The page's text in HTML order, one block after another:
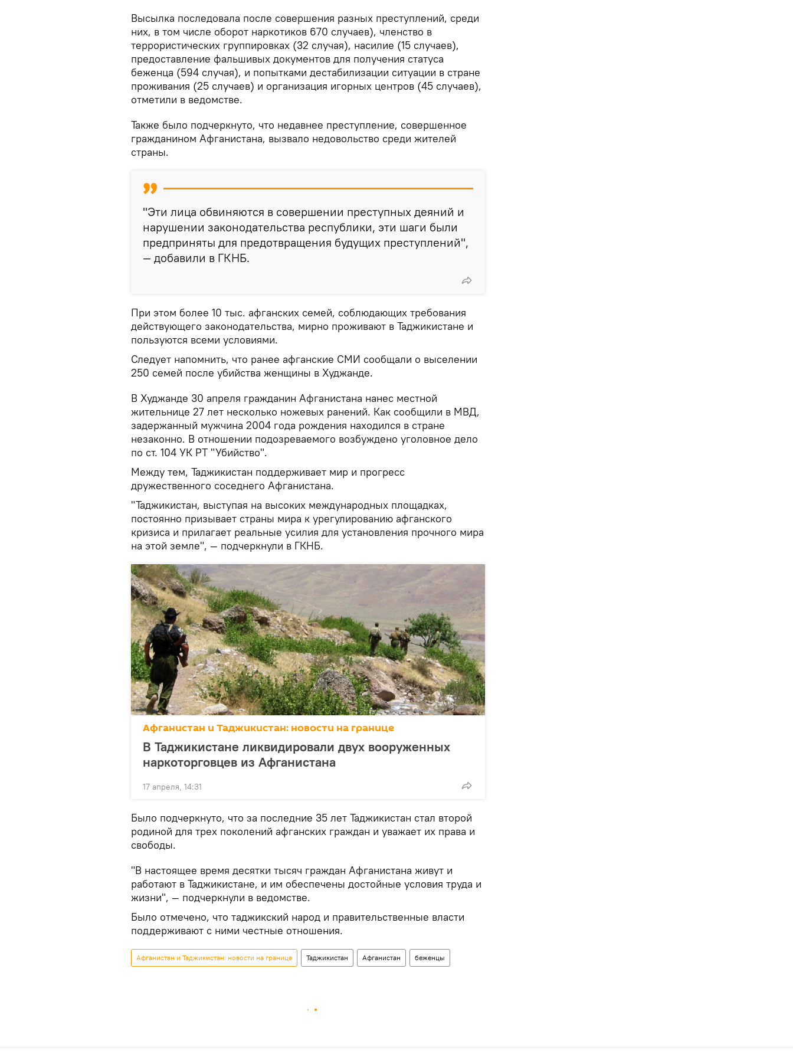
Высылка последовала после совершения разных преступлений, среди
них, в том числе оборот наркотиков 670 случаев), членство в
террористических группировках (32 случая), насилие (15 случаев),
предоставление фальшивых документов для получения статуса
беженца (594 случая), и попытками дестабилизации ситуации в стране
проживания (25 случаев) и организация игорных центров (45 случаев),
отметили в ведомстве.
Также было подчеркнуто, что недавнее преступление, совершенное
гражданином Афганистана, вызвало недовольство среди жителей
страны.
"Эти лица обвиняются в совершении преступных деяний и
нарушении законодательства республики, эти шаги были
предприняты для предотвращения будущих преступлений",
— добавили в ГКНБ.
При этом более 10 тыс. афганских семей, соблюдающих требования
действующего законодательства, мирно проживают в Таджикистане и
пользуются всеми условиями.
Следует напомнить, что ранее афганские СМИ сообщали о выселении
250 семей после убийства женщины в Худжанде.
В Худжанде 30 апреля гражданин Афганистана нанес местной
жительнице 27 лет несколько ножевых ранений. Как сообщили в МВД,
задержанный мужчина 2004 года рождения находился в стране
незаконно. В отношении подозреваемого возбуждено уголовное дело
по ст. 104 УК РТ "Убийство".
Между тем, Таджикистан поддерживает мир и прогресс
дружественного соседнего Афганистана.
"Таджикистан, выступая на высоких международных площадках,
постоянно призывает страны мира к урегулированию афганского
кризиса и прилагает реальные усилия для установления прочного мира
на этой земле", — подчеркнули в ГКНБ.
Афганистан и Таджикистан: новости на границе
В Таджикистане ликвидировали двух вооруженных
наркоторговцев из Афганистана
17 апреля, 14:31
Было подчеркнуто, что за последние 35 лет Таджикистан стал второй
родиной для трех поколений афганских граждан и уважает их права и
свободы.
"В настоящее время десятки тысяч граждан Афганистана живут и
работают в Таджикистане, и им обеспечены достойные условия труда и
жизни", — подчеркнули в ведомстве.
Было отмечено, что таджикский народ и правительственные власти
поддерживают с ними честные отношения.
Афганистан и Таджикистан: новости на границе Таджикистан Афганистан беженцы